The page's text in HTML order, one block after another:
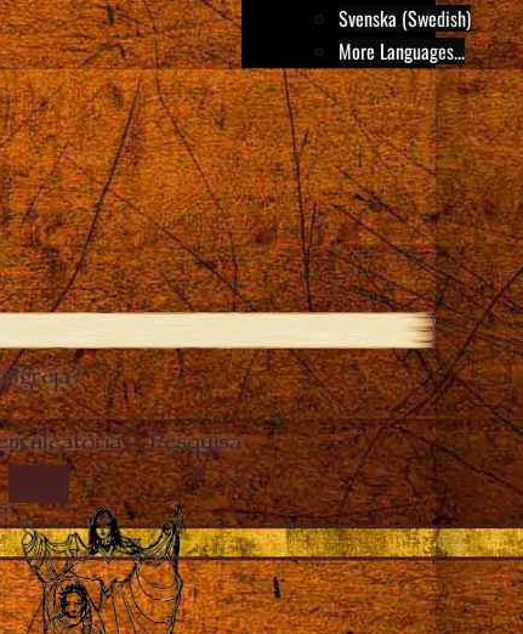
Svenska (Swedish)
More Languages...
Igreja?
aleatória Pesquisa
Close